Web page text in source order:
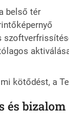
belső tér
kötődést, a
és bizalom